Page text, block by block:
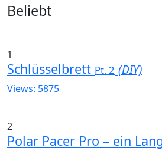
Widgets
Beliebt
1
Schlüsselbrett Pt. 2 (DIY)
Views: 5875
2
Polar Pacer Pro – ein